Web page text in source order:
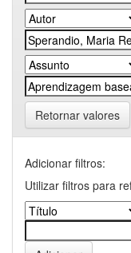
Retornar valores
Adicionar filtros:
Utilizar filtros para